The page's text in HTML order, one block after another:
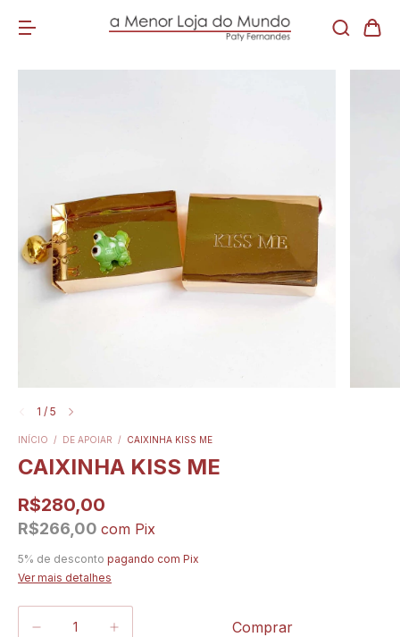
1 / 5
INÍCIO / DE APOIAR / CAIXINHA KISS ME
CAIXINHA KISS ME
R$280,00
R$266,00 com Pix
5% de desconto pagando com Pix
Ver mais detalhes